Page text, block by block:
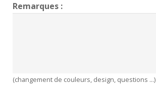
Remarques :
(changement de couleurs, design, questions ...)